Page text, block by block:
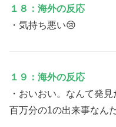
１８：海外の反応
・気持ち悪い😢
１９：海外の反応
・おいおい。なんて発
百万分の1の出来事なんだ